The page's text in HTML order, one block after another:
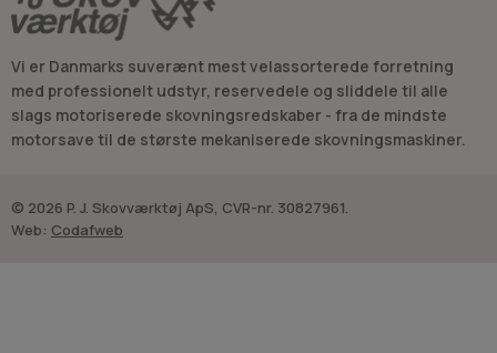
Vi er Danmarks suverænt mest velassorterede forretning
med professionelt udstyr, reservedele og sliddele til alle
slags motoriserede skovningsredskaber - fra de mindste
motorsave til de største mekaniserede skovningsmaskiner.
© 2026 P. J. Skovværktøj ApS, CVR-nr. 30827961.
Web: Codafweb